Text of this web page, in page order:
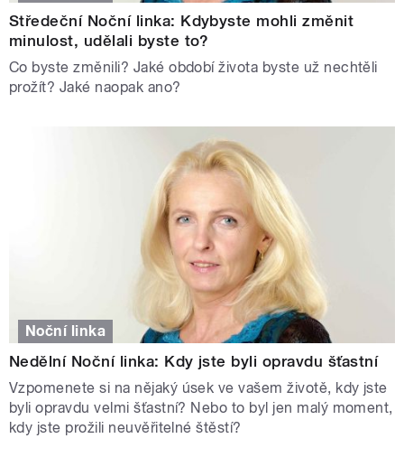
Středeční Noční linka: Kdybyste mohli změnit
minulost, udělali byste to?
Co byste změnili? Jaké období života byste už nechtěli
prožít? Jaké naopak ano?
Noční linka
Nedělní Noční linka: Kdy jste byli opravdu šťastní
Vzpomenete si na nějaký úsek ve vašem životě, kdy jste
byli opravdu velmi šťastní? Nebo to byl jen malý moment,
kdy jste prožili neuvěřitelné štěstí?